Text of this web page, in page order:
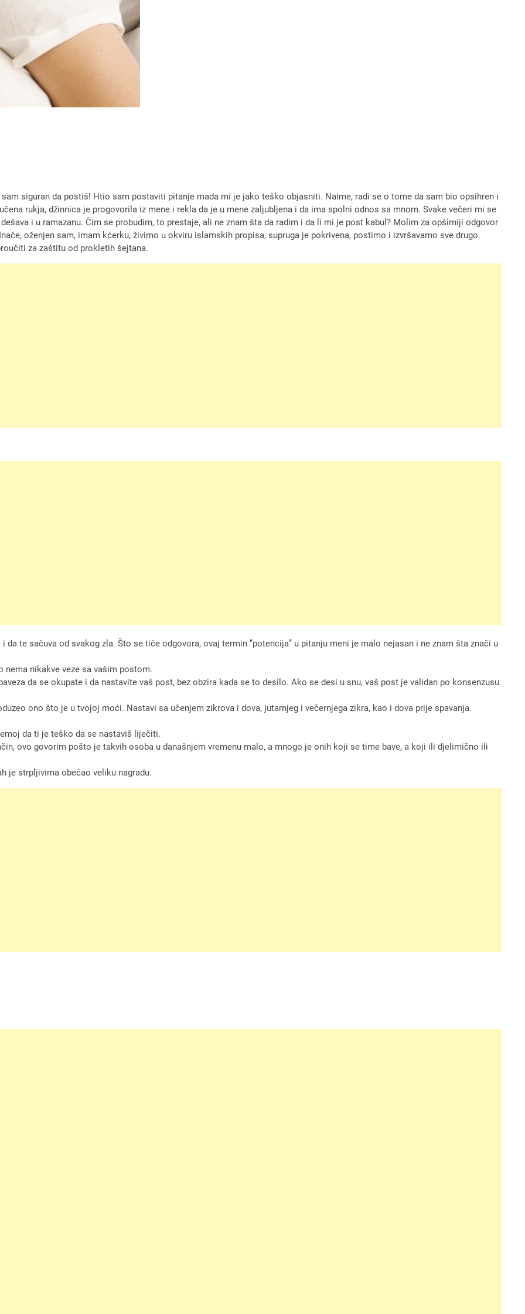
siguran da postiš! Htio sam postaviti pitanje mada mi je jako teško objasniti. Naime, radi se o tome da sam bio opsihren i
rukja, džinnica je progovorila iz mene i rekla da je u mene zaljubljena i da ima spolni odnos sa mnom. Svake večeri mi se
i u ramazanu. Čim se probudim, to prestaje, ali ne znam šta da radim i da li mi je post kabul? Molim za opširniji odgovor
oženjen sam, imam kćerku, živimo u okviru islamskih propisa, supruga je pokrivena, postimo i izvršavamo sve drugo.
za zaštitu od prokletih šejtana.
te sačuva od svakog zla. Što se tiče odgovora, ovaj termin ‘’potencija’’ u pitanju meni je malo nejasan i ne znam šta znači u
nikakve veze sa vašim postom.
da se okupate i da nastavite vaš post, bez obzira kada se to desilo. Ako se desi u snu, vaš post je validan po konsenzusu
ono što je u tvojoj moći. Nastavi sa učenjem zikrova i dova, jutarnjeg i večernjega zikra, kao i dova prije spavanja.
da ti je teško da se nastaviš liječiti.
ovo govorim pošto je takvih osoba u današnjem vremenu malo, a mnogo je onih koji se time bave, a koji ili djelimično ili
je strpljivima obećao veliku nagradu.